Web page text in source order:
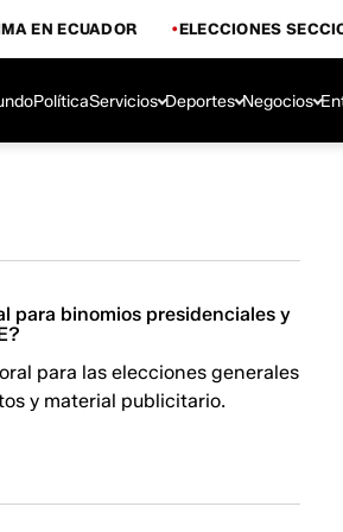
EN ECUADOR ELECCIONES
PolíticaServicios Deportes Negocios
para binomios presidenciales y
para las elecciones generales
y material publicitario.